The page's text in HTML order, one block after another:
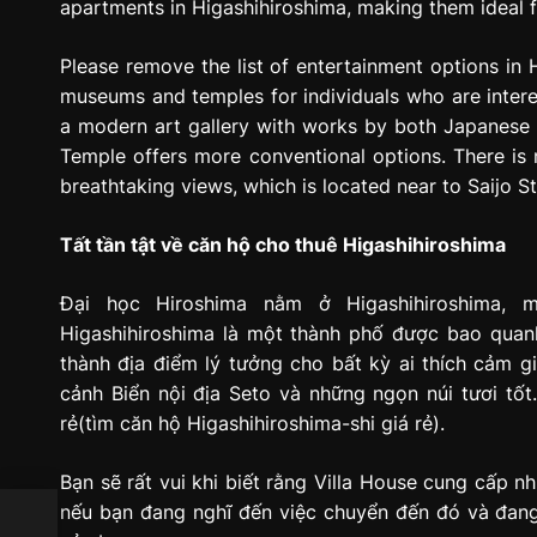
apartments in Higashihiroshima, making them
Please remove the list of entertainment options in
museums and temples for individuals who are
a modern art gallery with works by both
Temple offers more conventional options. There
breathtaking views, which is located near to Saijo
Tất tần tật về căn hộ cho thuê Higashihiroshima
Đại học Hiroshima nằm ở
Higashihiroshima là một thành phố được bao
thành địa điểm lý tưởng cho bất kỳ ai thích cảm
cảnh Biển nội địa Seto và những ngọn núi tươi
rẻ(tìm căn hộ Higashihiroshima-shi giá rẻ).
Bạn sẽ rất vui khi biết rằng Villa House cung cấp
nếu bạn đang nghĩ đến việc chuyển đến đó và